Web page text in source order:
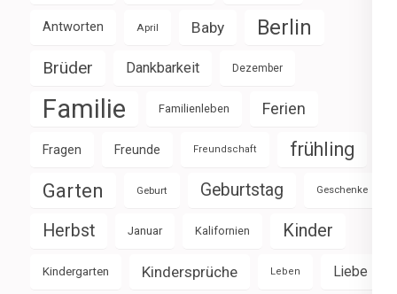
Antworten April Baby Berlin
Brüder Dankbarkeit Dezember
Familie Familienleben Ferien
Fragen Freunde Freundschaft frühling
Garten Geburt Geburtstag Geschenke
Herbst Januar Kalifornien Kinder
Kindergarten Kindersprüche Leben Liebe